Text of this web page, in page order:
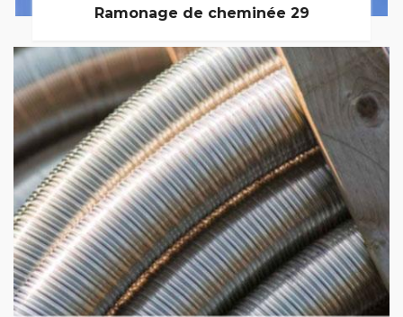
Ramonage de cheminée 29